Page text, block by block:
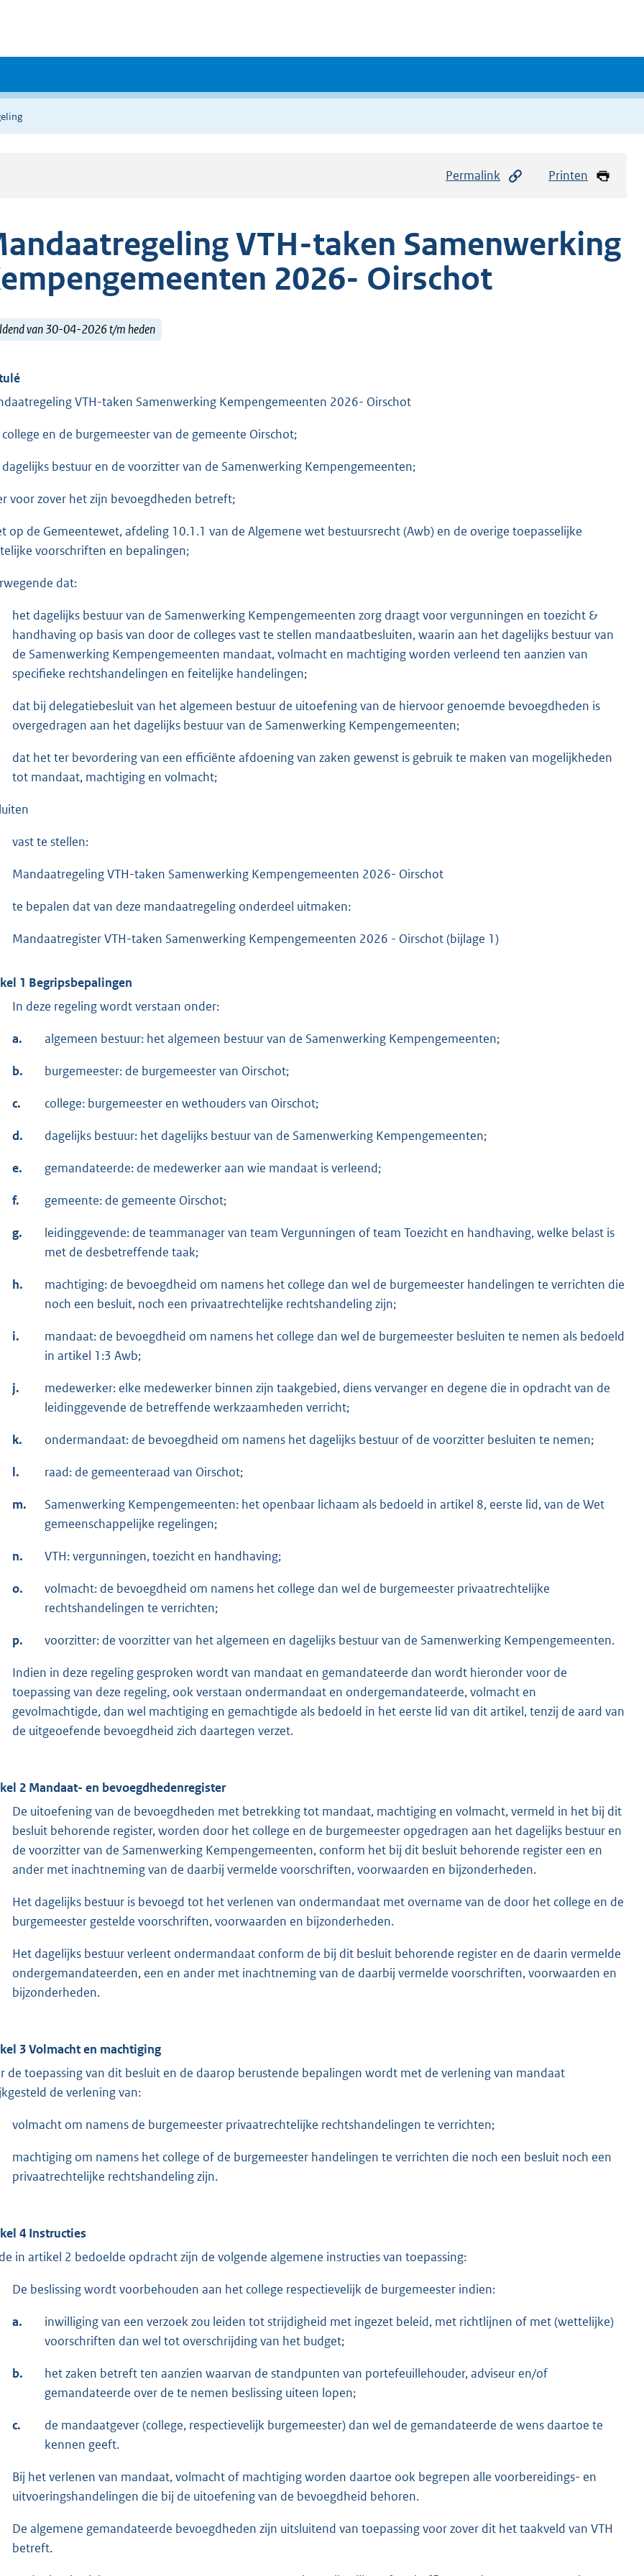
Permalink Printen
VTH-taken Samenwerking
2026- Oirschot
van 30-04-2026 t/m heden
VTH-taken Samenwerking Kempengemeenten 2026- Oirschot
en de burgemeester van de gemeente Oirschot;
bestuur en de voorzitter van de Samenwerking Kempengemeenten;
voor zover het zijn bevoegdheden betreft;
op de Gemeentewet, afdeling 10.1.1 van de Algemene wet bestuursrecht (Awb) en de overige toepasselijke
voorschriften en bepalingen;
dat:
het dagelijks bestuur van de Samenwerking Kempengemeenten zorg draagt voor vergunningen en toezicht &
handhaving op basis van door de colleges vast te stellen mandaatbesluiten, waarin aan het dagelijks bestuur van
de Samenwerking Kempengemeenten mandaat, volmacht en machtiging worden verleend ten aanzien van
specifieke rechtshandelingen en feitelijke handelingen;
dat bij delegatiebesluit van het algemeen bestuur de uitoefening van de hiervoor genoemde bevoegdheden is
overgedragen aan het dagelijks bestuur van de Samenwerking Kempengemeenten;
dat het ter bevordering van een efficiënte afdoening van zaken gewenst is gebruik te maken van mogelijkheden
tot mandaat, machtiging en volmacht;
vast te stellen:
Mandaatregeling VTH-taken Samenwerking Kempengemeenten 2026- Oirschot
te bepalen dat van deze mandaatregeling onderdeel uitmaken:
Mandaatregister VTH-taken Samenwerking Kempengemeenten 2026 - Oirschot (bijlage 1)
1 Begripsbepalingen
In deze regeling wordt verstaan onder:
a. algemeen bestuur: het algemeen bestuur van de Samenwerking Kempengemeenten;
b. burgemeester: de burgemeester van Oirschot;
c. college: burgemeester en wethouders van Oirschot;
d. dagelijks bestuur: het dagelijks bestuur van de Samenwerking Kempengemeenten;
e. gemandateerde: de medewerker aan wie mandaat is verleend;
f. gemeente: de gemeente Oirschot;
g.
leidinggevende: de teammanager van team Vergunningen of team Toezicht en handhaving, welke belast is
met de desbetreffende taak;
h.
machtiging: de bevoegdheid om namens het college dan wel de burgemeester handelingen te verrichten die
noch een besluit, noch een privaatrechtelijke rechtshandeling zijn;
i.
mandaat: de bevoegdheid om namens het college dan wel de burgemeester besluiten te nemen als bedoeld
in artikel 1:3 Awb;
j.
medewerker: elke medewerker binnen zijn taakgebied, diens vervanger en degene die in opdracht van de
leidinggevende de betreffende werkzaamheden verricht;
k. ondermandaat: de bevoegdheid om namens het dagelijks bestuur of de voorzitter besluiten te nemen;
l. raad: de gemeenteraad van Oirschot;
m.
Samenwerking Kempengemeenten: het openbaar lichaam als bedoeld in artikel 8, eerste lid, van de Wet
gemeenschappelijke regelingen;
n. VTH: vergunningen, toezicht en handhaving;
o.
volmacht: de bevoegdheid om namens het college dan wel de burgemeester privaatrechtelijke
rechtshandelingen te verrichten;
p. voorzitter: de voorzitter van het algemeen en dagelijks bestuur van de Samenwerking Kempengemeenten.
Indien in deze regeling gesproken wordt van mandaat en gemandateerde dan wordt hieronder voor de
toepassing van deze regeling, ook verstaan ondermandaat en ondergemandateerde, volmacht en
gevolmachtigde, dan wel machtiging en gemachtigde als bedoeld in het eerste lid van dit artikel, tenzij de aard van
de uitgeoefende bevoegdheid zich daartegen verzet.
2 Mandaat- en bevoegdhedenregister
De uitoefening van de bevoegdheden met betrekking tot mandaat, machtiging en volmacht, vermeld in het bij dit
besluit behorende register, worden door het college en de burgemeester opgedragen aan het dagelijks bestuur en
de voorzitter van de Samenwerking Kempengemeenten, conform het bij dit besluit behorende register een en
ander met inachtneming van de daarbij vermelde voorschriften, voorwaarden en bijzonderheden.
Het dagelijks bestuur is bevoegd tot het verlenen van ondermandaat met overname van de door het college en de
burgemeester gestelde voorschriften, voorwaarden en bijzonderheden.
Het dagelijks bestuur verleent ondermandaat conform de bij dit besluit behorende register en de daarin vermelde
ondergemandateerden, een en ander met inachtneming van de daarbij vermelde voorschriften, voorwaarden en
bijzonderheden.
3 Volmacht en machtiging
de toepassing van dit besluit en de daarop berustende bepalingen wordt met de verlening van mandaat
de verlening van:
volmacht om namens de burgemeester privaatrechtelijke rechtshandelingen te verrichten;
machtiging om namens het college of de burgemeester handelingen te verrichten die noch een besluit noch een
privaatrechtelijke rechtshandeling zijn.
4 Instructies
in artikel 2 bedoelde opdracht zijn de volgende algemene instructies van toepassing:
De beslissing wordt voorbehouden aan het college respectievelijk de burgemeester indien:
a.
inwilliging van een verzoek zou leiden tot strijdigheid met ingezet beleid, met richtlijnen of met (wettelijke)
voorschriften dan wel tot overschrijding van het budget;
b.
het zaken betreft ten aanzien waarvan de standpunten van portefeuillehouder, adviseur en/of
gemandateerde over de te nemen beslissing uiteen lopen;
c.
de mandaatgever (college, respectievelijk burgemeester) dan wel de gemandateerde de wens daartoe te
kennen geeft.
Bij het verlenen van mandaat, volmacht of machtiging worden daartoe ook begrepen alle voorbereidings- en
uitvoeringshandelingen die bij de uitoefening van de bevoegdheid behoren.
De algemene gemandateerde bevoegdheden zijn uitsluitend van toepassing voor zover dit het taakveld van VTH
betreft.